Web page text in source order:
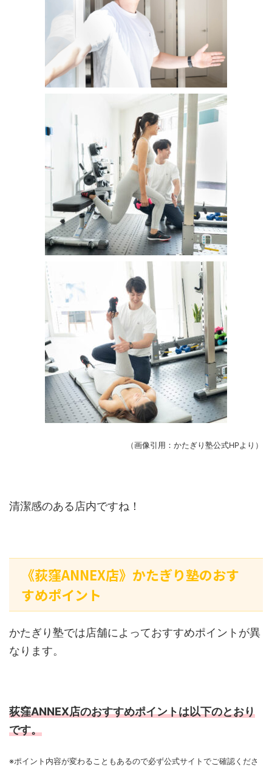
（画像引用：かたぎり塾公式HPより）
清潔感のある店内ですね！
《荻窪ANNEX店》かたぎり塾のおす
すめポイント
かたぎり塾では店舗によっておすすめポイントが異
なります。
荻窪ANNEX店のおすすめポイントは以下のとおり
です。
※ポイント内容が変わることもあるので必ず公式サイトでご確認くださ